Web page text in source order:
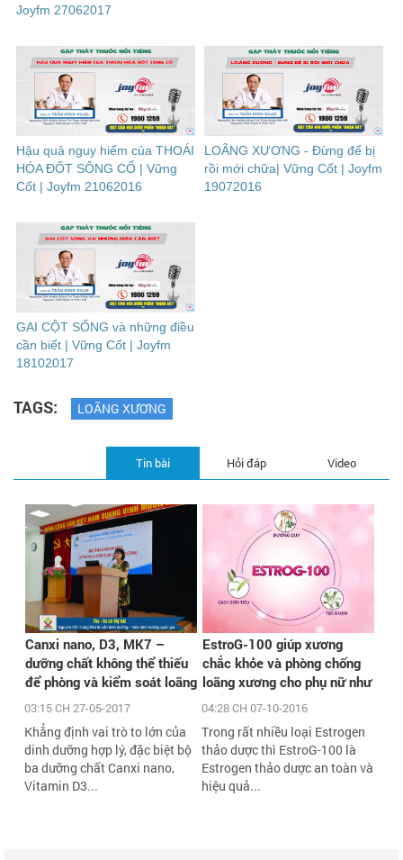
Joyfm 27062017
Hậu quả nguy hiểm của THOÁI
HÓA ĐỐT SÔNG CỔ | Vững
Cốt | Joyfm 21062016
LOÃNG XƯƠNG - Đừng để bị
rồi mới chữa| Vững Cốt | Joyfm
19072016
GAI CỘT SỐNG và những điều
cần biết | Vững Cốt | Joyfm
18102017
TAGS: LOÃNG XƯƠNG
Video
Hỏi đáp
Tin bài
Canxi nano, D3, MK7 –
dưỡng chất không thể thiếu
để phòng và kiểm soát loãng
xương
03:15 CH 27-05-2017
Khẳng định vai trò to lớn của
dinh dưỡng hợp lý, đặc biệt bộ
ba dưỡng chất Canxi nano,
Vitamin D3...
EstroG-100 giúp xương
chắc khỏe và phòng chống
loãng xương cho phụ nữ như
thế nào ?
04:28 CH 07-10-2016
Trong rất nhiều loại Estrogen
thảo dược thì EstroG-100 là
Estrogen thảo dược an toàn và
hiệu quả...